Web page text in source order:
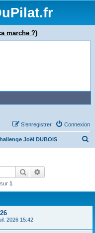
marche ?)
Connexion
S’enregistrer
Joël DUBOIS
Rechercher
sur 1
2026 15:42